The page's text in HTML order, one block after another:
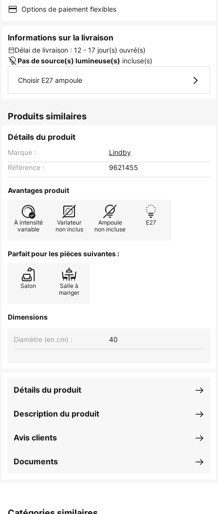
Options de paiement flexibles
Informations sur la livraison
Délai de livraison : 12 - 17 jour(s) ouvré(s)
Pas de source(s) lumineuse(s) incluse(s)
Choisir E27 ampoule
Produits similaires
Détails du produit
Marque :
Lindby
Référence :
9621455
Avantages produit
À intensité
variable
Variateur
non inclus
Ampoule
non incluse
E27
Parfait pour les pièces suivantes :
Salon
Salle à
manger
Dimensions
Diamètre (en cm) : 40
Description du produit
Détails du produit
Avis clients
Documents